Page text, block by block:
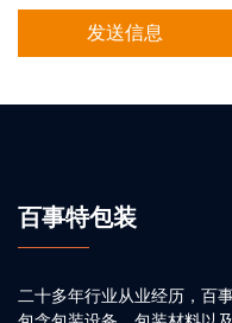
百事特包装
二十多年行业从业经历，百